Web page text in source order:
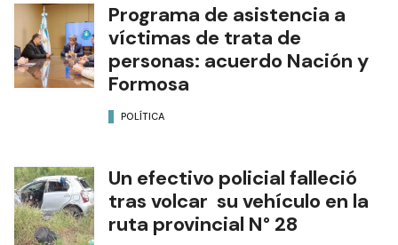
Programa de asistencia a
víctimas de trata de
personas: acuerdo Nación y
Formosa
POLÍTICA
Un efectivo policial falleció
tras volcar su vehículo en la
ruta provincial N° 28